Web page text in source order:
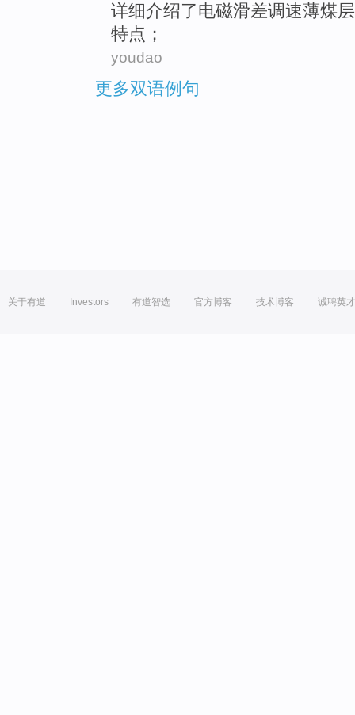
详细介绍了电磁滑差调速薄煤层
特点；
youdao
更多双语例句
关于有道 Investors 有道智选 官方博客 技术博客 诚聘英才